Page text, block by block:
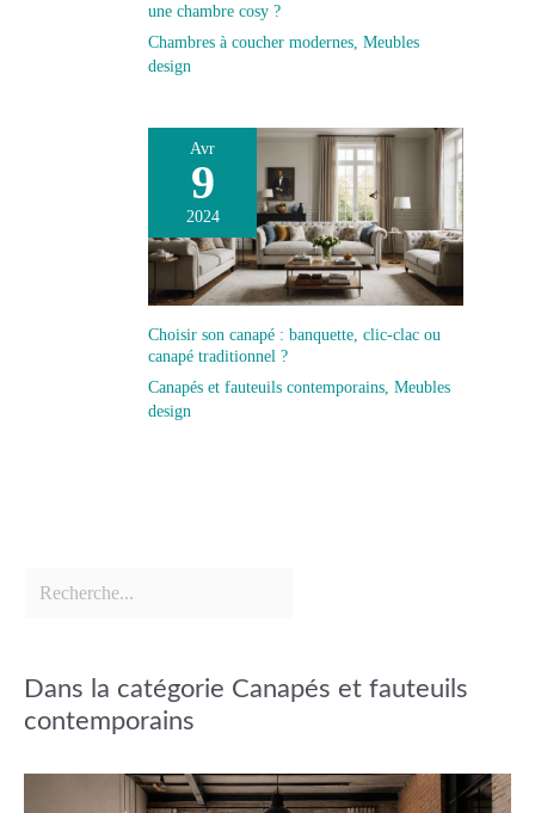
une chambre cosy ?
Chambres à coucher modernes, Meubles
design
Avr
9
2024
Choisir son canapé : banquette, clic-clac ou
canapé traditionnel ?
Canapés et fauteuils contemporains, Meubles
design
Dans la catégorie Canapés et fauteuils
contemporains